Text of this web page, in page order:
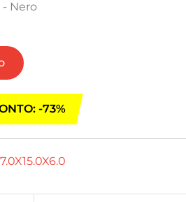
- Nero
-73%